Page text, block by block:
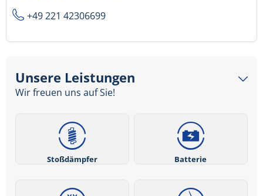
+49 221 42306699
Unsere Leistungen
Wir freuen uns auf Sie!
Stoßdämpfer Batterie